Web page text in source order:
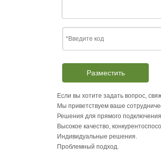
Разместить
Если вы хотите задать вопрос,
Мы приветствуем ваше
Решения для прямого
Высокое качество,
Индивидуальные решения.
Проблемный подход.